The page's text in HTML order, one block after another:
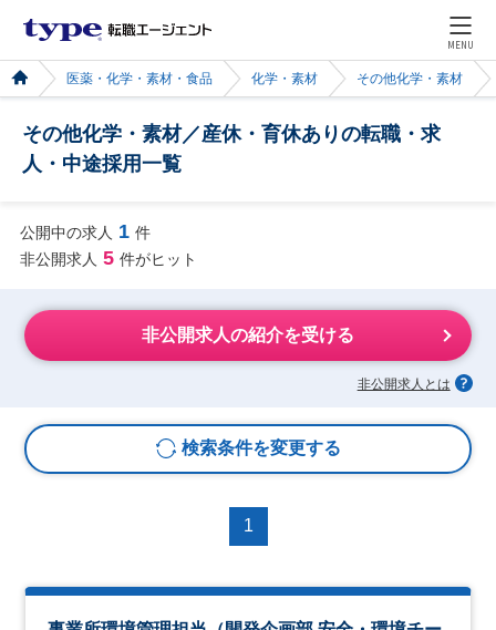
MENU
医薬・化学・素材・食品 化学・素材 その他化学・素材
その他化学・素材／産休・育休ありの転職・求
人・中途採用一覧
公開中の求人 1 件
非公開求人 5 件がヒット
非公開求人の紹介を受ける
非公開求人とは
検索条件を変更する
1